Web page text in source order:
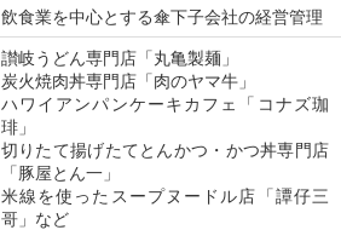
飲食業を中心とする傘下子会社の経営管理
讃岐うどん専門店「丸亀製麺」
炭火焼肉丼専門店「肉のヤマ牛」
ハワイアンパンケーキカフェ「コナズ珈
琲」
切りたて揚げたてとんかつ・かつ丼専門店
「豚屋とん一」
米線を使ったスープヌードル店「譚仔三
哥」など